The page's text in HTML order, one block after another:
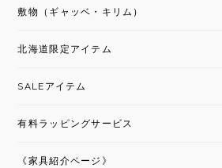
敷物（ギャッベ・キリム）
北海道限定アイテム
SALEアイテム
有料ラッピングサービス
《家具紹介ページ》